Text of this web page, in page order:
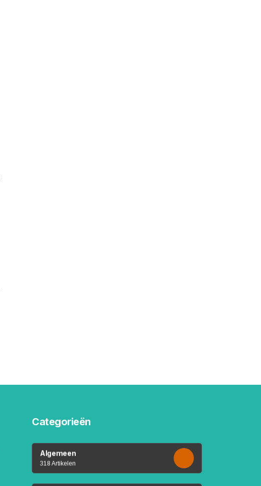
Categorieën
Algemeen
318 Artikelen